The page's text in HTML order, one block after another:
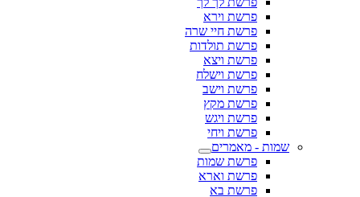
פרשת וירא
פרשת חיי שרה
פרשת תולדות
פרשת ויצא
פרשת וישלח
פרשת וישב
פרשת מקץ
פרשת ויגש
פרשת ויחי
שמות - מאמרים
פרשת שמות
פרשת וארא
פרשת בא